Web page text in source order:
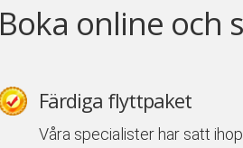
Boka online och
Färdiga flyttpaket
Våra specialister har satt